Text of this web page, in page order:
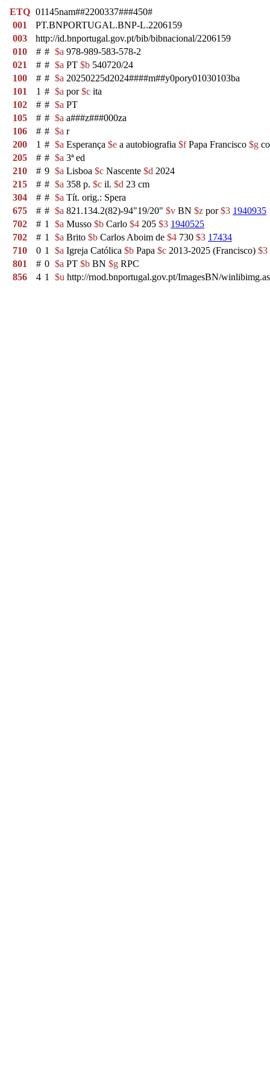
ETQ 01145nam##2200337###450#
001
PT.BNPORTUGAL.BNP-L.2206159
003
http://id.bnportugal.gov.pt/bib/bibnacional/2206159
010
# # $a 978-989-583-578-2
021
# # $a PT $b 540720/24
100
# # $a 20250225d2024####m##y0pory01030103ba
101
1 # $a por$c ita
102
# # $a PT
105
# # $a a###z###000za
106
# # $a r
200
1 # $a Esperança $e a autobiografia $fPapa Francisco $g
205
# # $a 3ª ed
210
# 9 $a Lisboa $c Nascente $d 2024
215
# # $a 358 p. $c il. $d 23 cm
304
# # $a Tít. orig.: Spera
675
# # $a 821.134.2(82)-94"19/20" $v BN $z por$3 1940935
702
# 1 $a Musso $b Carlo $4 205 $3 1940525
702
# 1 $a Brito $b Carlos Aboim de $4 730 $3 17434
710
0 1 $a Igreja Católica $b Papa $c 2013-2025 (Francisco) $3
801
# 0 $a PT $b BN $g RPC
856
4 1 $u http://rnod.bnportugal.gov.pt/ImagesBN/